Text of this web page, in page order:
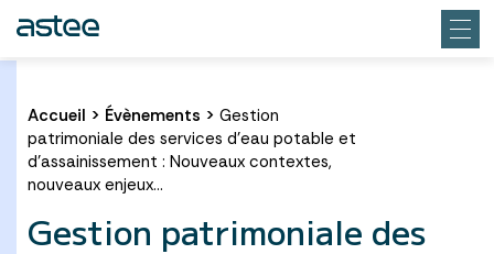
Accueil > Évènements > Gestion
patrimoniale des services d’eau potable et
d’assainissement : Nouveaux contextes,
nouveaux enjeux…
Gestion patrimoniale des